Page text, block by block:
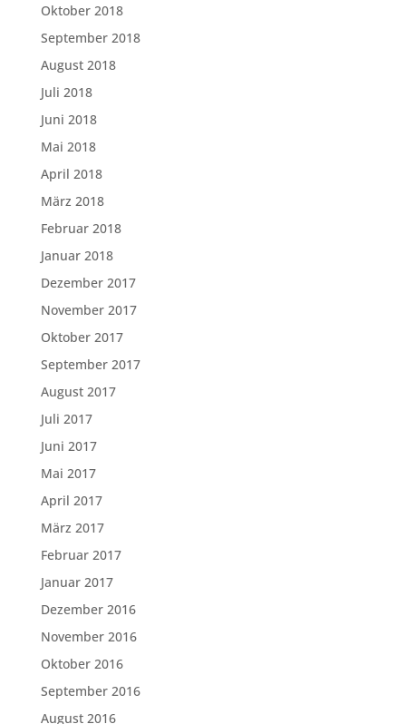
Oktober 2018
September 2018
August 2018
Juli 2018
Juni 2018
Mai 2018
April 2018
März 2018
Februar 2018
Januar 2018
Dezember 2017
November 2017
Oktober 2017
September 2017
August 2017
Juli 2017
Juni 2017
Mai 2017
April 2017
März 2017
Februar 2017
Januar 2017
Dezember 2016
November 2016
Oktober 2016
September 2016
August 2016